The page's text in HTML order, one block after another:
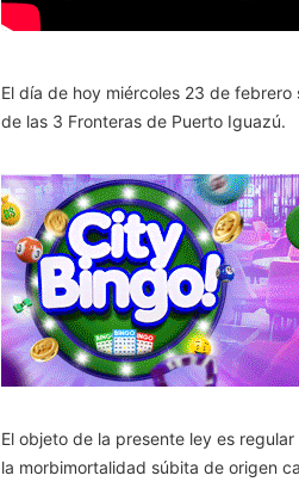
El día de hoy miércoles 23 de
de las 3 Fronteras de Puerto Iguazú.
El objeto de la presente ley es
la morbimortalidad súbita de origen